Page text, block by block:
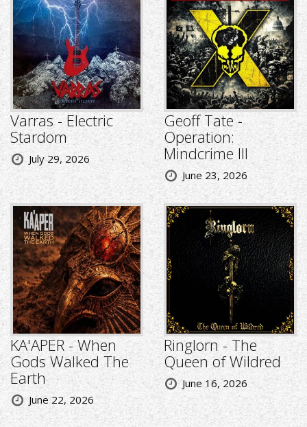
Varras - Electric
Stardom
July 29, 2026
Geoff Tate -
Operation:
Mindcrime III
June 23, 2026
KA'APER - When
Gods Walked The
Earth
June 22, 2026
Ringlorn - The
Queen of Wildred
June 16, 2026